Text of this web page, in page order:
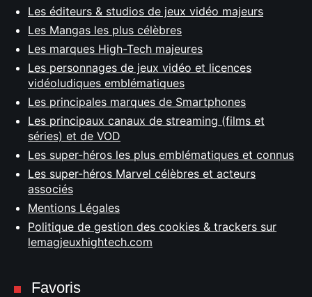
Les éditeurs & studios de jeux vidéo majeurs
Les Mangas les plus célèbres
Les marques High-Tech majeures
Les personnages de jeux vidéo et licences
vidéoludiques emblématiques
Les principales marques de Smartphones
Les principaux canaux de streaming (films et
séries) et de VOD
Les super-héros les plus emblématiques et connus
Les super-héros Marvel célèbres et acteurs
associés
Mentions Légales
Politique de gestion des cookies & trackers sur
lemagjeuxhightech.com
Favoris